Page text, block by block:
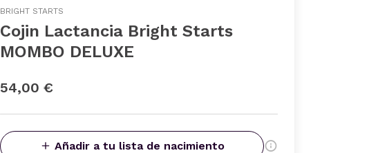
BRIGHT STARTS
Cojin Lactancia Bright Starts
MOMBO DELUXE
54,00 €
Añadir a tu lista de nacimiento